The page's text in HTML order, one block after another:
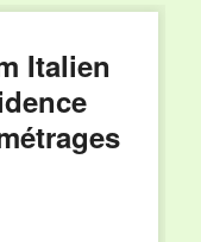
Italien